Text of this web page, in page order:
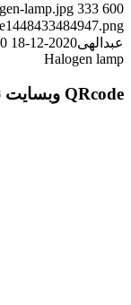
lamp.jpg 333 600
عبدالهی2020-12-18 18:47:38
Halogen lamp
QRcode وبسایت نتلایت